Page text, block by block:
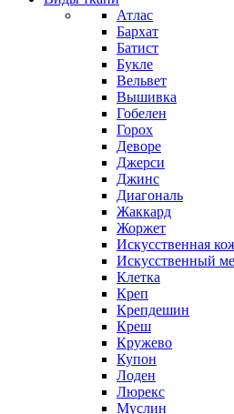
Атлас
Бархат
Батист
Букле
Вельвет
Вышивка
Гобелен
Горох
Деворе
Джерси
Джинс
Диагональ
Жаккард
Жоржет
Искусственная
Искусственный
Клетка
Креп
Крепдешин
Креш
Кружево
Купон
Лоден
Люрекс
Муслин